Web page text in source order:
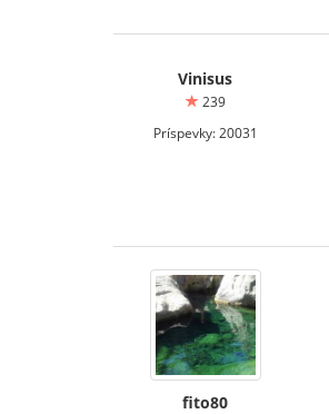
Vinisus
239
Príspevky: 20031
fito80